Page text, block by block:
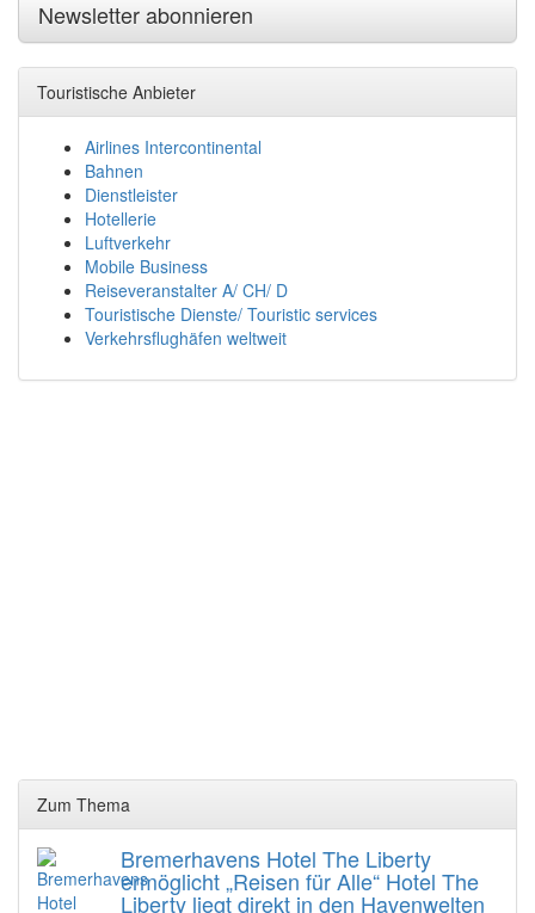
Newsletter abonnieren
Touristische Anbieter
Airlines Intercontinental
Bahnen
Dienstleister
Hotellerie
Luftverkehr
Mobile Business
Reiseveranstalter A/ CH/ D
Touristische Dienste/ Touristic services
Verkehrsflughäfen weltweit
Zum Thema
Bremerhavens Hotel The Liberty
ermöglicht „Reisen für Alle“ Hotel The
Liberty liegt direkt in den Havenwelten